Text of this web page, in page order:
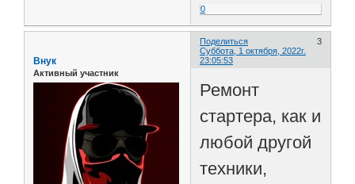
0
Поделиться
3
Суббота, 1 октября, 2022г.
23:05:53
Внук
Активный участник
Ремонт
стартера, как и
любой другой
техники,